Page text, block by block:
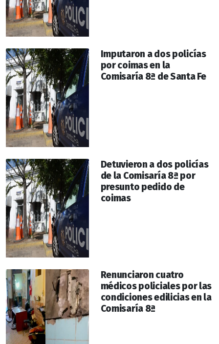
Imputaron a dos policías
por coimas en la
Comisaría 8ª de Santa Fe
Detuvieron a dos policías
de la Comisaría 8ª por
presunto pedido de
coimas
Renunciaron cuatro
médicos policiales por las
condiciones edilicias en la
Comisaría 8ª